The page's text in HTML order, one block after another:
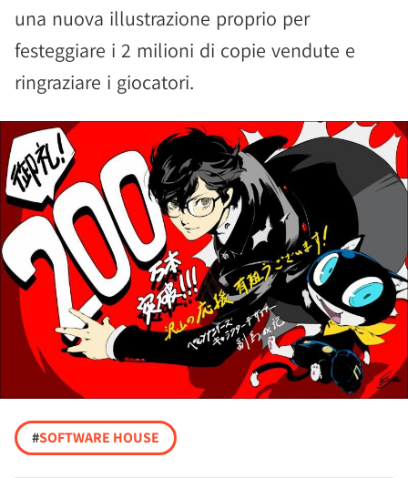
una nuova illustrazione proprio per
festeggiare i 2 milioni di copie vendute e
ringraziare i giocatori.
#SOFTWARE HOUSE